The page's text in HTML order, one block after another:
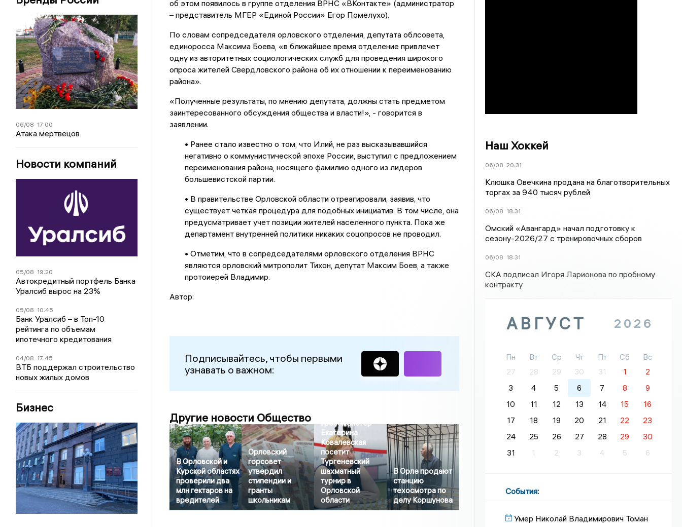
06/08 17:00
Атака мертвецов
Новости компаний
05/08 19:20
Автокредитный портфель Банка
Уралсиб вырос на 23%
05/08 10:45
Банк Уралсиб – в Топ-10
рейтинга по объемам
ипотечного кредитования
04/08 17:45
ВТБ поддержал строительство
новых жилых домов
Бизнес
об этом появилось в группе отделения ВРНС «ВКонтакте» (администратор
– представитель МГЕР «Единой России» Егор Помелухо).
По словам сопредседателя орловского отделения, депутата облсовета,
единоросса Максима Боева, «в ближайшее время отделение привлечет
одну из авторитетных социологических служб для проведения широкого
опроса жителей Свердловского района об их отношении к переименованию
района».
«Полученные результаты, по мнению депутата, должны стать предметом
заинтересованного обсуждения общества и власти!», - говорится в
заявлении.
• Ранее стало известно о том, что Илий, не раз высказывавшийся
негативно о коммунистической эпохе России, выступил с предложением
переименования района, носящего фамилию одного из лидеров
большевистской партии.
• В правительстве Орловской области отреагировали, заявив, что
существует четкая процедура для подобных инициатив. В том числе, она
предусматривает учет позиции жителей населенного пункта. Пока же
департамент внутренней политики никаких соцопросов не проводил.
• Отметим, что в сопредседателями орловского отделения ВРНС
являются орловский митрополит Тихон, депутат Максим Боев, а также
протоиерей Владимир.
Автор:
Подписывайтесь, чтобы первыми
узнавать о важном:
Другие новости Общество
В Орловской и
Курской областях
проверили два
млн гектаров на
вредителей
Орловский
горсовет
утвердил
стипендии и
гранты
школьникам
Гроссмейстер
Екатерина
Ковалевская
посетит
Тургеневский
шахматный
турнир в
Орловской
области
В Орле продают
станцию
техосмотра по
делу Коршунова
Наш Хоккей
06/08 20:31
Клюшка Овечкина продана на благотворительных
торгах за 940 тысяч рублей
06/08 18:31
Омский «Авангард» начал подготовку к
сезону-2026/27 с тренировочных сборов
06/08 18:31
СКА подписал Игоря Ларионова по пробному
контракту
АВГУСТ 2026
Пн Вт Ср Чт Пт Сб
Вс
27
28 29 30 31 1
2
3
4 5 6 7 8
9
10
11 12 13 14 15
16
17
18 19 20 21 22
23
24
25 26 27 28 29
30
31
1 2 3 4 5 6
События:
Умер Николай Владимирович Томан